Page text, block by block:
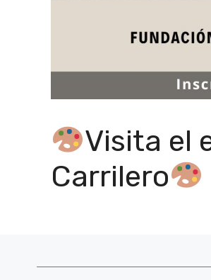
Visita el
Carrilero